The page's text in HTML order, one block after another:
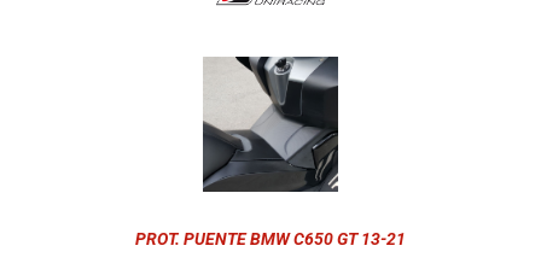
PROT. PUENTE BMW C650 GT 13-21